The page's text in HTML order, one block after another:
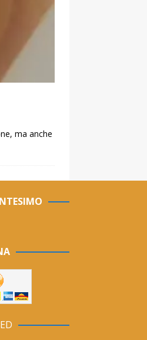
ma anche